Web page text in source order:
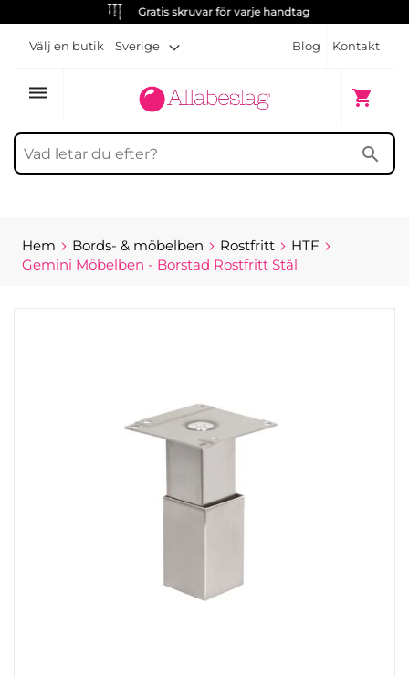
Gratis skruvar för varje handtag
Blog Kontakt
Välj en butik Sverige
dehaze shopping_cart
Min
search
Hem Bords- & möbelben Rostfritt
HTF
Gemini Möbelben - Borstad Rostfritt Stål